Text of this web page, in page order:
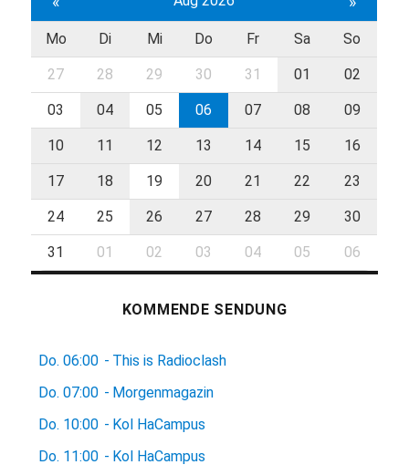
Mo Di Mi Do Fr Sa So
27 28 29 30 31 01 02
03 04 05 06 07 08 09
10 11 12 13 14 15 16
17 18 19 20 21 22 23
24 25 26 27 28 29 30
31 01 02 03 04 05 06
KOMMENDE SENDUNG
Do. 06:00 - This is Radioclash
Do. 07:00 - Morgenmagazin
Do. 10:00 - Kol HaCampus
Do. 11:00 - Kol HaCampus